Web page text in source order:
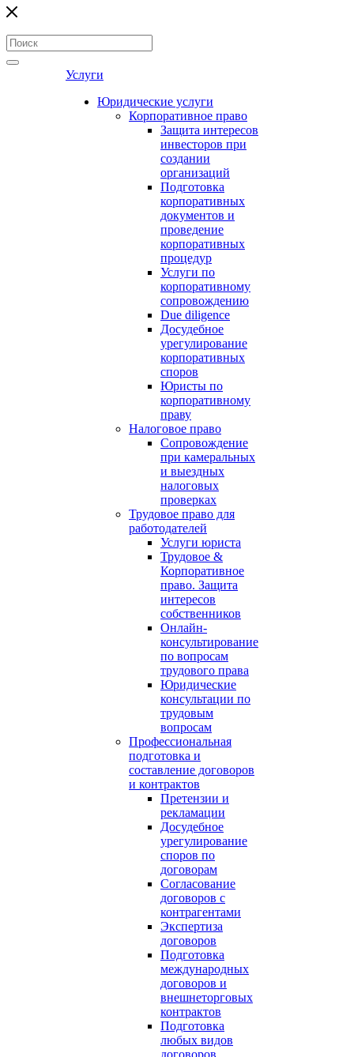
Услуги
Юридические услуги
Корпоративное право
Защита интересов
инвесторов при
создании
организаций
Подготовка
корпоративных
документов и
проведение
корпоративных
процедур
Услуги по
корпоративному
сопровождению
Due diligence
Досудебное
урегулирование
корпоративных
споров
Юристы по
корпоративному
праву
Налоговое право
Сопровождение
при камеральных
и выездных
налоговых
проверках
Трудовое право для
работодателей
Услуги юриста
Трудовое &
Корпоративное
право. Защита
интересов
собственников
Онлайн-
консультирование
по вопросам
трудового права
Юридические
консультации по
трудовым
вопросам
Профессиональная
подготовка и
составление договоров
и контрактов
Претензии и
рекламации
Досудебное
урегулирование
споров по
договорам
Согласование
договоров с
контрагентами
Экспертиза
договоров
Подготовка
международных
договоров и
внешнеторговых
контрактов
Подготовка
любых видов
договоров